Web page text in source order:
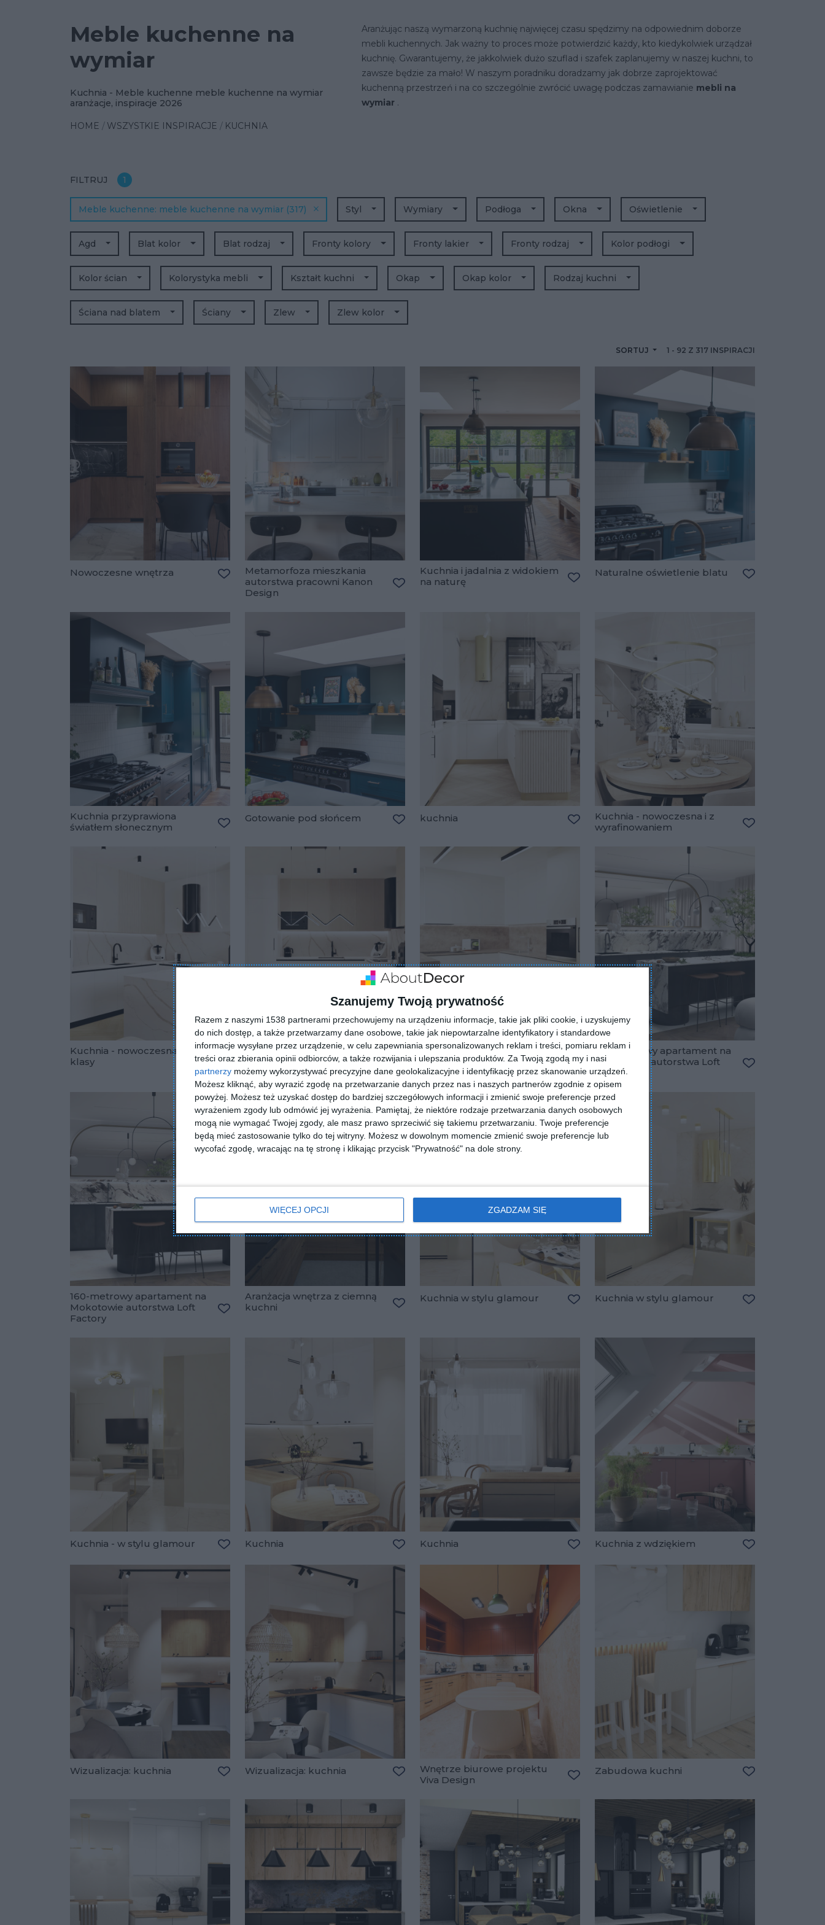
Szanujemy Twoją prywatność
Razem z naszymi 1538 partnerami przechowujemy na urządzeniu informacje, takie jak pliki cookie, i uzyskujemy
do nich dostęp, a także przetwarzamy dane osobowe, takie jak niepowtarzalne identyfikatory i standardowe
informacje wysyłane przez urządzenie, w celu zapewniania spersonalizowanych reklam i treści, pomiaru reklam i
treści oraz zbierania opinii odbiorców, a także rozwijania i ulepszania produktów. Za Twoją zgodą my i nasi
partnerzy możemy wykorzystywać precyzyjne dane geolokalizacyjne i identyfikację przez skanowanie urządzeń.
Możesz kliknąć, aby wyrazić zgodę na przetwarzanie danych przez nas i naszych partnerów zgodnie z opisem
powyżej. Możesz też uzyskać dostęp do bardziej szczegółowych informacji i zmienić swoje preferencje przed
wyrażeniem zgody lub odmówić jej wyrażenia.
Pamiętaj, że niektóre rodzaje przetwarzania danych osobowych
mogą nie wymagać Twojej zgody, ale masz prawo sprzeciwić się takiemu przetwarzaniu. Twoje preferencje
będą mieć zastosowanie tylko do tej witryny. Możesz w dowolnym momencie zmienić swoje preferencje lub
wycofać zgodę, wracając na tę stronę i klikając przycisk "Prywatność" na dole strony.
WIĘCEJ OPCJI ZGADZAM SIĘ
Meble kuchenne na
wymiar
Kuchnia - Meble kuchenne meble kuchenne na wymiar
aranżacje, inspiracje 2026
HOME WSZYSTKIE INSPIRACJE KUCHNIA
Aranżując naszą wymarzoną kuchnię najwięcej czasu spędzimy na odpowiednim doborze
mebli kuchennych. Jak ważny to proces może potwierdzić każdy, kto kiedykolwiek urządzał
kuchnię. Gwarantujemy, że jakkolwiek dużo szuflad i szafek zaplanujemy w naszej kuchni, to
zawsze będzie za mało! W naszym poradniku doradzamy jak dobrze zaprojektować
kuchenną przestrzeń i na co szczególnie zwrócić uwagę podczas zamawianie mebli na
wymiar .
FILTRUJ 1
SORTUJ 1 - 92 Z 317 INSPIRACJI
Styl Wymiary Podłoga Okna Oświetlenie
Agd Blat kolor Blat rodzaj Fronty kolory Fronty lakier Fronty rodzaj Kolor podłogi
Kolor ścian Kolorystyka mebli Kształt kuchni
meble kuchenne na wymiar (317)
Meble kuchenne
Okap Okap kolor Rodzaj kuchni
Ściana nad blatem Ściany Zlew Zlew kolor
Nowoczesne wnętrza
Dodaj do ulubionych
Metamorfoza mieszkania
autorstwa pracowni Kanon
Design
Kuchnia i jadalnia z widokiem
na naturę
Naturalne oświetlenie blatu
Kuchnia przyprawiona
światłem słonecznym
Gotowanie pod słońcem kuchnia
Dodaj do ulubionych
Kuchnia - nowoczesna i z
wyrafinowaniem
Kuchnia - nowoczesna i pełne
klasy
Dodaj do ulubionych
Kuchnia - nowoczesna i pełne
klasy
Dodaj do ulubionych
Kuchnia w minimalistycznym
wydaniu
Dodaj do ulubionych
160-metrowy apartament na
Mokotowie autorstwa Loft
Factory
160-metrowy apartament na
Mokotowie autorstwa Loft
Factory
Aranżacja wnętrza z ciemną
kuchni
Kuchnia w stylu glamour Kuchnia w stylu glamour
Kuchnia - w stylu glamour Kuchnia Kuchnia Kuchnia z wdziękiem
Wizualizacja: kuchnia Wizualizacja: kuchnia
Dodaj do ulubionych
Wnętrze biurowe projektu
Viva Design
Zabudowa kuchni